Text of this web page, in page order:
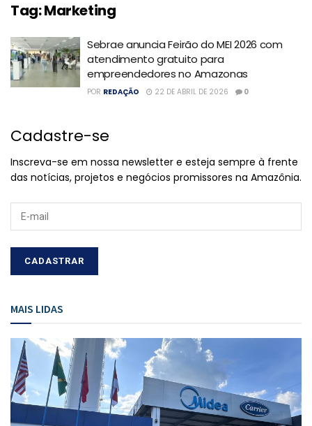
Tag:Marketing
Sebrae anuncia Feirão do MEI 2026 com
atendimento gratuito para
empreendedores no Amazonas
POR REDAÇÃO 22 DE ABRIL DE 2026 0
Cadastre-se
Inscreva-se em nossa newsletter e esteja sempre à frente
das notícias, projetos e negócios promissores na Amazônia.
MAIS LIDAS